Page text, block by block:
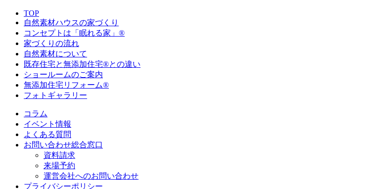
TOP
自然素材ハウスの家づくり
コンセプトは「眠れる家」®
家づくりの流れ
自然素材について
既存住宅と無添加住宅®との違い
ショールームのご案内
無添加住宅リフォーム®
フォトギャラリー
コラム
イベント情報
よくある質問
お問い合わせ総合窓口
資料請求
来場予約
運営会社へのお問い合わせ
プライバシーポリシー